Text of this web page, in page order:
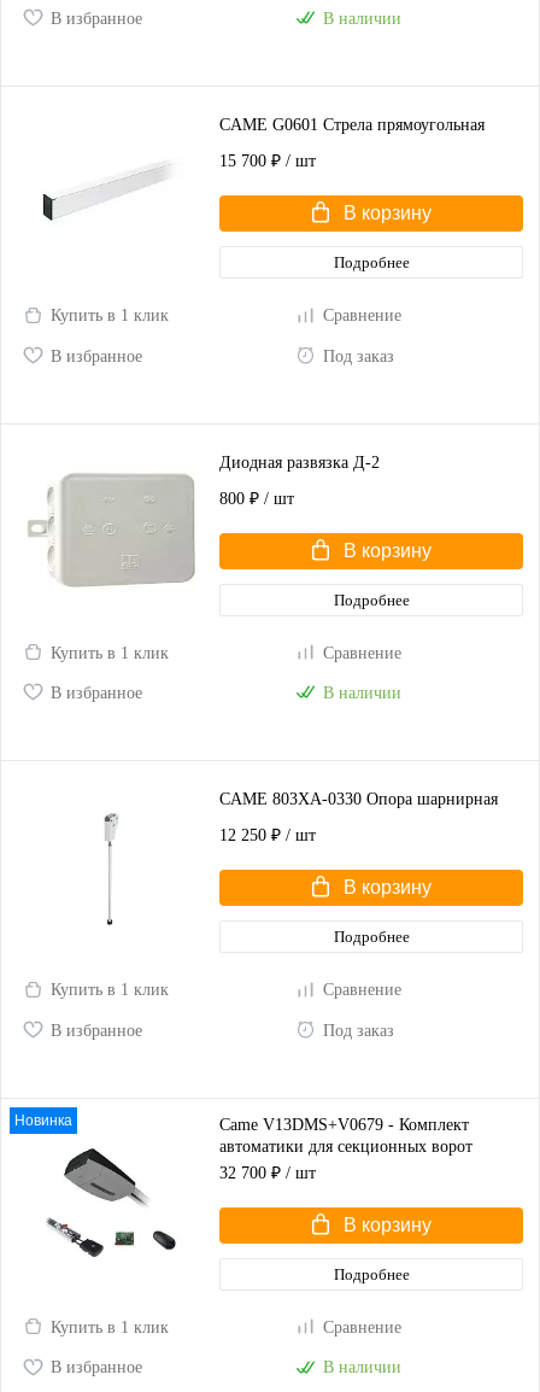
В избранное В наличии
CAME G0601 Стрела прямоугольная
15 700 ₽ / шт
В корзину
Подробнее
Купить в 1 клик Сравнение
В избранное Под заказ
Диодная развязка Д-2
800 ₽ / шт
В корзину
Подробнее
Купить в 1 клик Сравнение
В избранное В наличии
CAME 803XA-0330 Опора шарнирная
12 250 ₽ / шт
В корзину
Подробнее
Купить в 1 клик Сравнение
В избранное Под заказ
Новинка
Came V13DMS+V0679 - Комплект
автоматики для секционных ворот
высотой до 2,25 м
32 700 ₽ / шт
В корзину
Подробнее
Купить в 1 клик Сравнение
В избранное В наличии